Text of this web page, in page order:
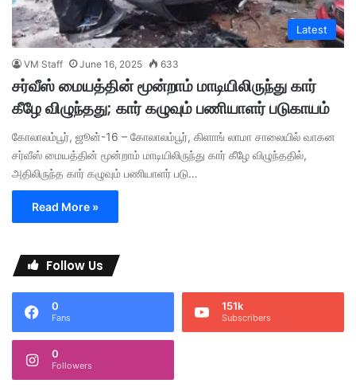
Latest
VM Staff June 16, 2025 633
சர்வீஸ் மையத்தின் மூன்றாம் மாடியிலிருந்து கார்
கீழே விழுந்தது; கார் கழுவும் பணியாளர் படுகாயம்
கோலாலம்பூர், ஜூன்-16 – கோலாலம்பூர், கிளாங் லாமா சாலையில் வாகன
சர்வீஸ் மையத்தின் மூன்றாம் மாடியிலிருந்து கார் கீழே விழுந்ததில்,
அதிலிருந்த கார் கழுவும் பணியாளர் படு…
Read More »
Follow Us
0
Fans
151k
Subscribers
0
Followers